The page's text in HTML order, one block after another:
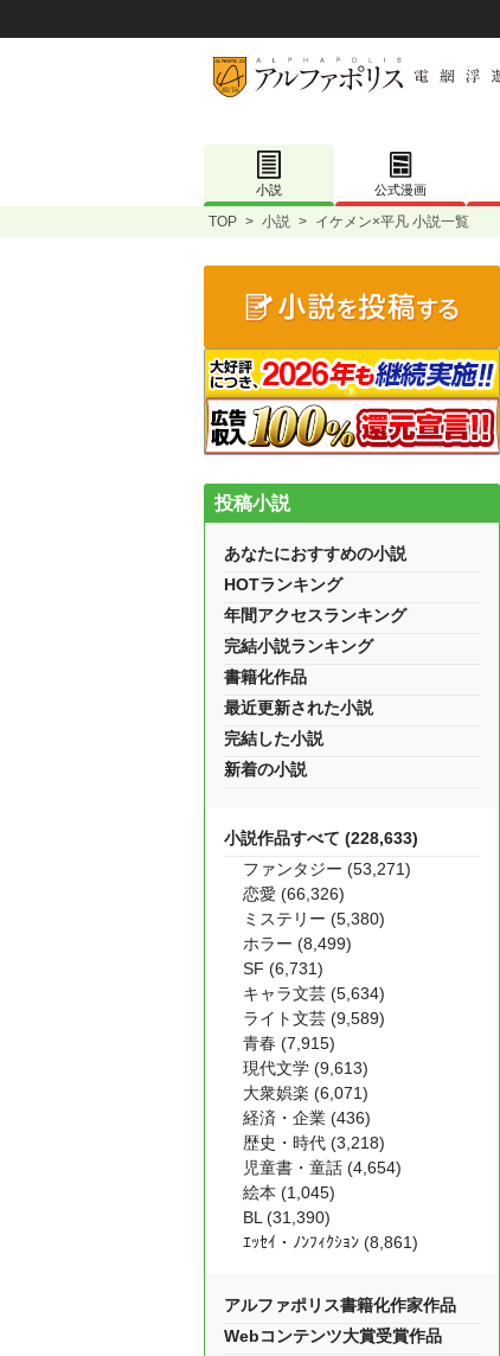
小説 公式漫画
TOP > 小説 > イケメン×平凡 小説一覧
投稿小説
あなたにおすすめの小説
HOTランキング
年間アクセスランキング
完結小説ランキング
書籍化作品
最近更新された小説
完結した小説
新着の小説
小説作品すべて (228,633)
ファンタジー (53,271)
恋愛 (66,326)
ミステリー (5,380)
ホラー (8,499)
SF (6,731)
キャラ文芸 (5,634)
ライト文芸 (9,589)
青春 (7,915)
現代文学 (9,613)
大衆娯楽 (6,071)
経済・企業 (436)
歴史・時代 (3,218)
児童書・童話 (4,654)
絵本 (1,045)
BL (31,390)
ｴｯｾｲ・ﾉﾝﾌｨｸｼｮﾝ (8,861)
アルファポリス書籍化作家作品
Webコンテンツ大賞受賞作品